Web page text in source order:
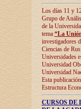
Los días 11 y
Grupo de
de la
tema “La
investigadores
Ciencias de
Universidades
Universidad
Universidad
Esta
Estructura
CURSOS